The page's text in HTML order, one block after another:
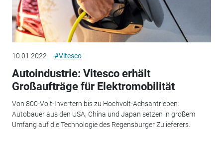
10.01.2022 #Vitesco
Autoindustrie: Vitesco erhält
Großaufträge für Elektromobilität
Von 800-Volt-Invertern bis zu Hochvolt-Achsantrieben:
Autobauer aus den USA, China und Japan setzen in großem
Umfang auf die Technologie des Regensburger Zulieferers.